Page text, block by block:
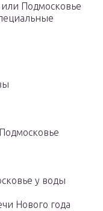
Подмосковье
у воды
Нового года